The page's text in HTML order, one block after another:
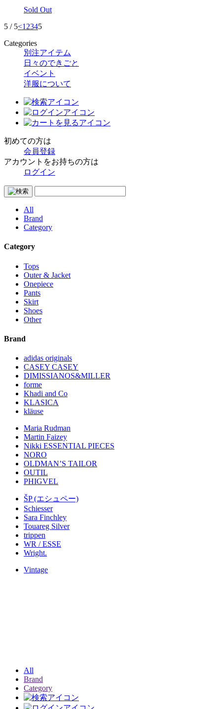
Sold Out
5 / 5<1 2345
Categories
別注アイテム
日々のできごと
イベント
洋服について
初めての方は
会員登録
アカウントをお持ちの方は
ログイン
All
Brand
Category
Category
Tops
Outer & Jacket
Onepiece
Pants
Skirt
Shoes
Other
Brand
adidas originals
CASEY CASEY
DIMISSIANOS&MILLER
forme
Khadi and Co
KLASICA
kläuse
Maria Rudman
Martin Faizey
Nikki ESSENTIAL PIECES
NORO
OLDMAN’S TAILOR
OUTIL
PHIGVEL
ŠP (エシュペー)
Schiesser
Sara Finchley
Touareg Silver
trippen
WR / ESSE
Wright.
Vintage
All
Brand
Category